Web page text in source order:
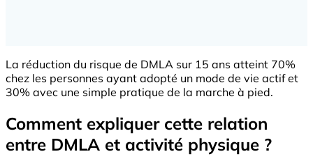
La réduction du risque de DMLA sur 15 ans atteint 70%
chez les personnes ayant adopté un mode de vie actif et
30% avec une simple pratique de la marche à pied.
Comment expliquer cette relation
entre DMLA et activité physique ?